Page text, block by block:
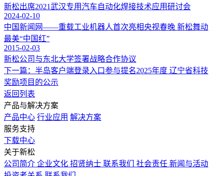
新松出席2021武汉专用汽车自动化焊接技术应用研讨会
2024-02-10
中国新闻网——重载工业机器人首次亮相央视春晚 新松舞动
最美“中国红”
2015-02-03
新松公司与东北大学签署战略合作协议
下一篇：半岛客户端登录入口参与提名2025年度 辽宁省科技
奖励项目的公示
返回列表
产品与解决方案
产品中心 行业应用 解决方案
服务支持
下载中心
关于新松
公司简介 企业文化 招贤纳士 联系我们 社会责任 新闻与活动